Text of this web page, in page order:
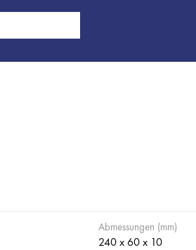
Abmessungen (mm)
240 x 60 x 10